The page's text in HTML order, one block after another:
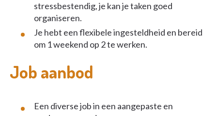
stressbestendig, je kan je taken goed
organiseren.
Je hebt een flexibele ingesteldheid en bereid
om 1 weekend op 2 te werken.
Job aanbod
Een diverse job in een aangepaste en